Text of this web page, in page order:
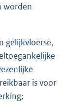
worden
gelijkvloerse,
is voor